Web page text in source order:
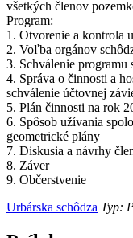
všetkých členov
Program:
1. Otvorenie a kontrola
2. Voľba orgánov
3. Schválenie programu
4. Správa o činnosti a
schválenie účtovnej
5. Plán činnosti na rok
6. Spôsob užívania
geometrické plány
7. Diskusia a návrhy
8. Záver
9. Občerstvenie
Urbárska schôdza Typ: